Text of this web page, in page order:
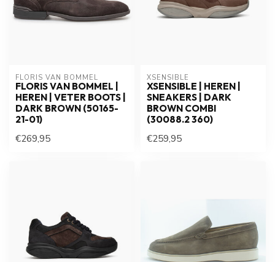
FLORIS VAN BOMMEL
FLORIS VAN BOMMEL |
HEREN | VETER BOOTS |
DARK BROWN (50165-
21-01)
€269,95
XSENSIBLE
XSENSIBLE | HEREN |
SNEAKERS | DARK
BROWN COMBI
(30088.2 360)
€259,95